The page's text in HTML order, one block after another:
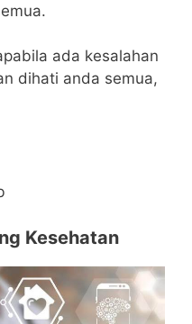
ada kesalahan
dihati anda semua,
Kesehatan